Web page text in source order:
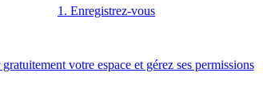
1. Enregistrez-vous
votre espace et gérez ses permissions